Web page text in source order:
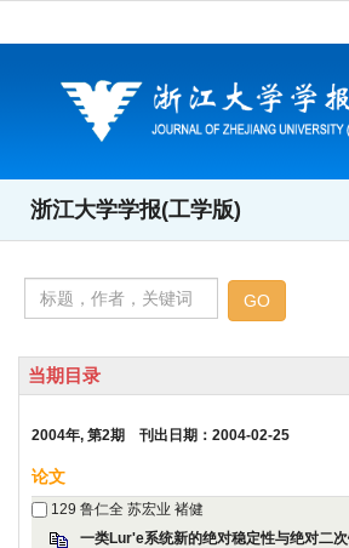
浙江大学学报(工学版)
当期目录
2004年, 第2期 刊出日期：2004-02-25
论文
129 鲁仁全 苏宏业 褚健
一类Lur'e系统新的绝对稳定性与绝对二